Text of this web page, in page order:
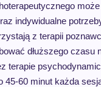
indywidualne
z terapii
dłuższego
terapie
45-60 minut każda